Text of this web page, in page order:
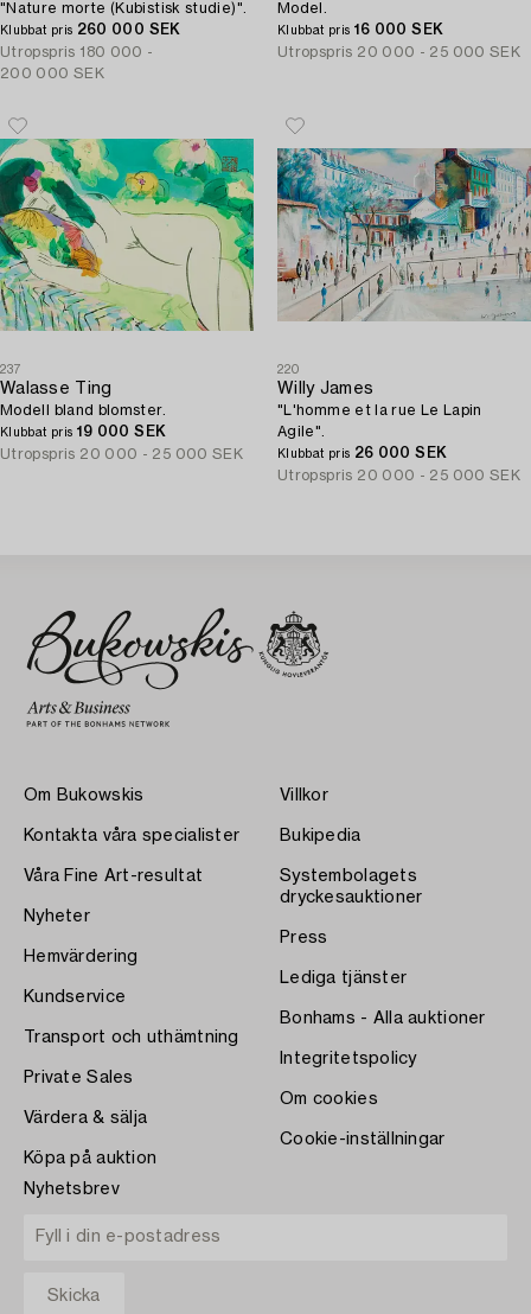
"Nature morte (Kubistisk studie)".
Klubbat pris 260 000 SEK
Utropspris 180 000 -
200 000 SEK
Model.
Klubbat pris 16 000 SEK
Utropspris 20 000 - 25 000 SEK
237
Walasse Ting
Modell bland blomster.
Klubbat pris 19 000 SEK
Utropspris 20 000 - 25 000 SEK
220
Willy James
"L'homme et la rue Le Lapin
Agile".
Klubbat pris 26 000 SEK
Utropspris 20 000 - 25 000 SEK
Om Bukowskis
Kontakta våra specialister
Våra Fine Art-resultat
Nyheter
Hemvärdering
Kundservice
Transport och uthämtning
Private Sales
Värdera & sälja
Köpa på auktion
Villkor
Bukipedia
Systembolagets
dryckesauktioner
Press
Lediga tjänster
Bonhams - Alla auktioner
Integritetspolicy
Om cookies
Cookie-inställningar
Nyhetsbrev